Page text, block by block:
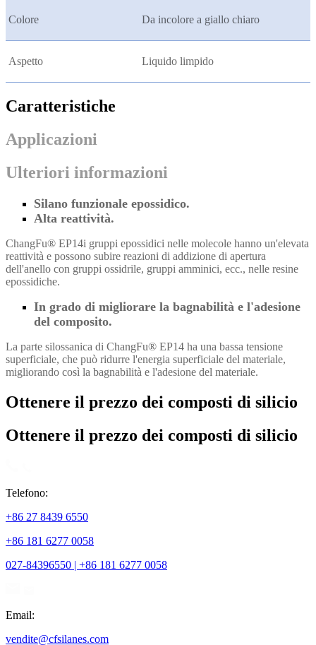
Colore Da incolore a giallo chiaro
Aspetto Liquido limpido
Caratteristiche
Applicazioni
Ulteriori informazioni
Silano funzionale epossidico.
Alta reattività.
ChangFu® EP14i gruppi epossidici nelle molecole hanno un'elevata
reattività e possono subire reazioni di addizione di apertura
dell'anello con gruppi ossidrile, gruppi amminici, ecc., nelle resine
epossidiche.
In grado di migliorare la bagnabilità e l'adesione
del composito.
La parte silossanica di ChangFu® EP14 ha una bassa tensione
superficiale, che può ridurre l'energia superficiale del materiale,
migliorando così la bagnabilità e l'adesione del materiale.
Ottenere il prezzo dei composti di silicio
Ottenere il prezzo dei composti di silicio
Telefono:
+86 27 8439 6550
+86 181 6277 0058
027-84396550 | +86 181 6277 0058
Email:
vendite@cfsilanes.com